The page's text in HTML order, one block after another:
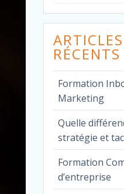
:
ARTICLES
RÉCENTS
Formation
Marketing
Quelle
stratégie et
Formation
d’entreprise